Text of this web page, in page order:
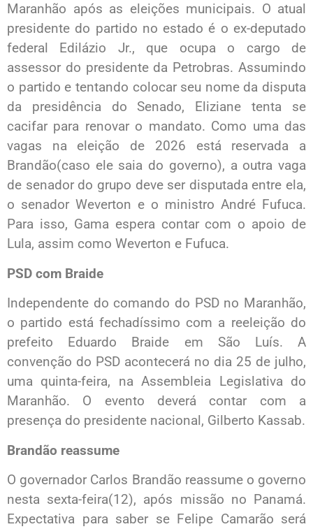
Maranhão após as eleições municipais. O atual
presidente do partido no estado é o ex-deputado
federal Edilázio Jr., que ocupa o cargo de
assessor do presidente da Petrobras. Assumindo
o partido e tentando colocar seu nome da disputa
da presidência do Senado, Eliziane tenta se
cacifar para renovar o mandato. Como uma das
vagas na eleição de 2026 está reservada a
Brandão(caso ele saia do governo), a outra vaga
de senador do grupo deve ser disputada entre ela,
o senador Weverton e o ministro André Fufuca.
Para isso, Gama espera contar com o apoio de
Lula, assim como Weverton e Fufuca.
PSD com Braide
Independente do comando do PSD no Maranhão,
o partido está fechadíssimo com a reeleição do
prefeito Eduardo Braide em São Luís. A
convenção do PSD acontecerá no dia 25 de julho,
uma quinta-feira, na Assembleia Legislativa do
Maranhão. O evento deverá contar com a
presença do presidente nacional, Gilberto Kassab.
Brandão reassume
O governador Carlos Brandão reassume o governo
nesta sexta-feira(12), após missão no Panamá.
Expectativa para saber se Felipe Camarão será